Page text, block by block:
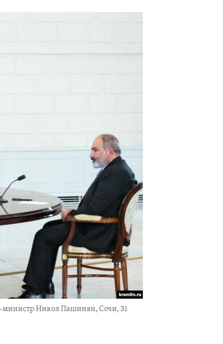
министр Никол Пашинян, Сочи, 31